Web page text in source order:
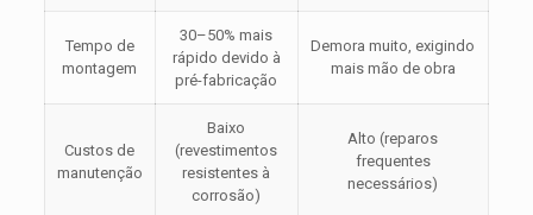
Tempo de
montagem
30–50% mais
rápido devido à
pré-fabricação
Demora muito, exigindo
mais mão de obra
Custos de
manutenção
Baixo
(revestimentos
resistentes à
corrosão)
Alto (reparos
frequentes
necessários)